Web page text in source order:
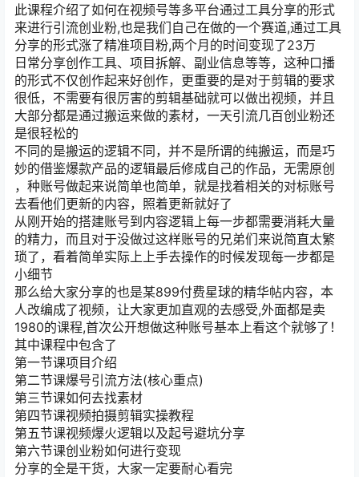
此课程介绍了如何在视频号等多平台通过工具分享的形式
来进行引流创业粉,也是我们自己在做的一个赛道,通过工具
分享的形式涨了精准项目粉,两个月的时间变现了23万
日常分享创作工具、项目拆解、副业信息等等，这种口播
的形式不仅创作起来好创作，更重要的是对于剪辑的要求
很低，不需要有很厉害的剪辑基础就可以做出视频，并且
大部分都是通过搬运来做的素材，一天引流几百创业粉还
是很轻松的
不同的是搬运的逻辑不同，并不是所谓的纯搬运，而是巧
妙的借鉴爆款产品的逻辑最后修成自己的作品，无需原创
，种账号做起来说简单也简单，就是找着相关的对标账号
去看他们更新的内容，照着更新就好了
从刚开始的搭建账号到内容逻辑上每一步都需要消耗大量
的精力，而且对于没做过这样账号的兄弟们来说简直太繁
琐了，看着简单实际上上手去操作的时候发现每一步都是
小细节
那么给大家分享的也是某899付费星球的精华帖内容，本
人改编成了视频，让大家更加直观的去感受,外面都是卖
1980的课程,首次公开想做这种账号基本上看这个就够了！
其中课程中包含了
第一节课项目介绍
第二节课爆号引流方法(核心重点)
第三节课如何去找素材
第四节课视频拍摄剪辑实操教程
第五节课视频爆火逻辑以及起号避坑分享
第六节课创业粉如何进行变现
分享的全是干货，大家一定要耐心看完